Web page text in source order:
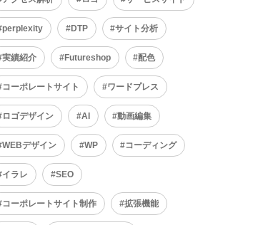
perplexity DTP サイト分析
実績紹介 Futureshop 配色
コーポレートサイト ワードプレス
ロゴデザイン AI 動画編集
WEBデザイン WP コーディング
イラレ SEO
コーポレートサイト制作 拡張機能